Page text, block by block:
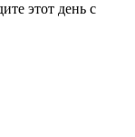
этот день с